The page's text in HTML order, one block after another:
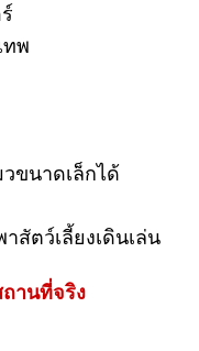
ทพ
วขนาดเล็กได้
สัตว์เลี้ยงเดินเล่น
านที่จริง